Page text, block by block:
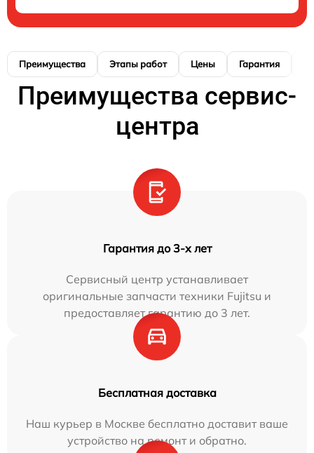
Преимущества Этапы работ Цены Гарантия
Преимущества сервис-
центра
Гарантия до 3-х лет
Сервисный центр устанавливает
оригинальные запчасти техники Fujitsu и
предоставляет гарантию до 3 лет.
Бесплатная доставка
Наш курьер в Москве бесплатно доставит ваше
устройство на ремонт и обратно.